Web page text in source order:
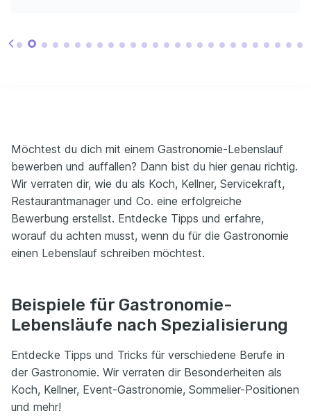
Möchtest du dich mit einem Gastronomie-Lebenslauf
bewerben und auffallen? Dann bist du hier genau richtig.
Wir verraten dir, wie du als Koch, Kellner, Servicekraft,
Restaurantmanager und Co. eine erfolgreiche
Bewerbung erstellst. Entdecke Tipps und erfahre,
worauf du achten musst, wenn du für die Gastronomie
einen Lebenslauf schreiben möchtest.
Beispiele für Gastronomie-
Lebensläufe nach Spezialisierung
Entdecke Tipps und Tricks für verschiedene Berufe in
der Gastronomie. Wir verraten dir Besonderheiten als
Koch, Kellner, Event-Gastronomie, Sommelier-Positionen
und mehr!